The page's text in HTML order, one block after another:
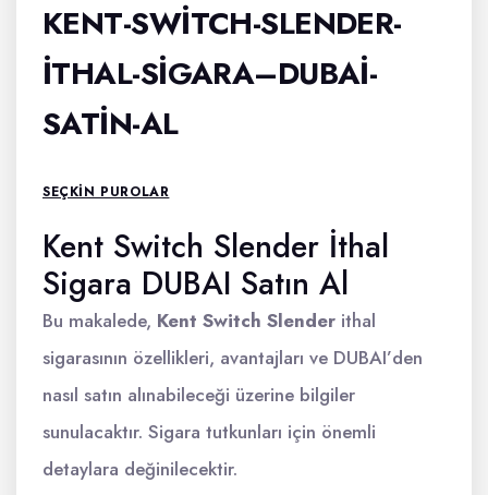
KENT-SWITCH-SLENDER-
ITHAL-SIGARA–DUBAI-
SATIN-AL
SEÇKIN PUROLAR
Kent Switch Slender İthal
Sigara DUBAI Satın Al
Bu makalede, Kent Switch Slender ithal
sigarasının özellikleri, avantajları ve DUBAI’den
nasıl satın alınabileceği üzerine bilgiler
sunulacaktır. Sigara tutkunları için önemli
detaylara değinilecektir.